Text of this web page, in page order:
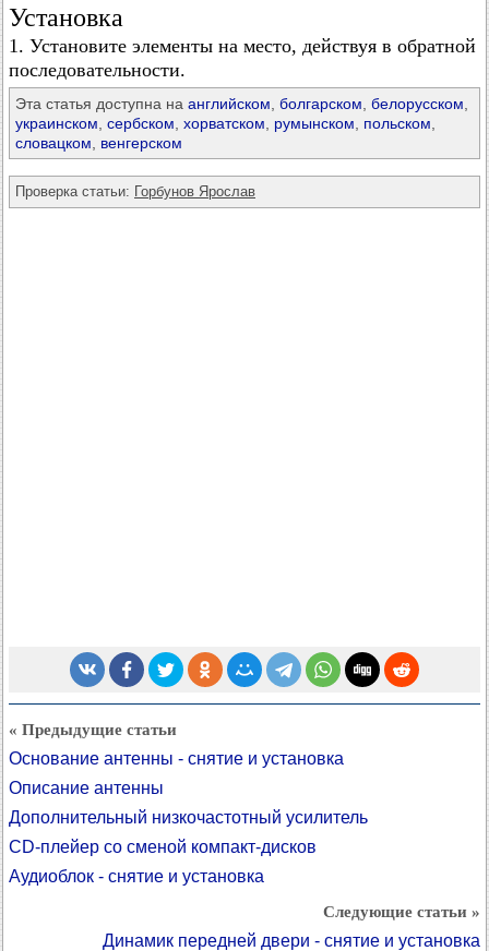
Установка
1. Установите элементы на место, действуя в обратной
последовательности.
Эта статья доступна на английском болгарском белорусском
украинском сербском хорватском румынском польском
словацком
венгерском
Проверка статьи: Горбунов Ярослав
« Предыдущие статьи
Основание антенны - снятие и установка
Описание антенны
Дополнительный низкочастотный усилитель
CD-плейер со сменой компакт-дисков
Аудиоблок - снятие и установка
Следующие статьи »
Динамик передней двери - снятие и установка